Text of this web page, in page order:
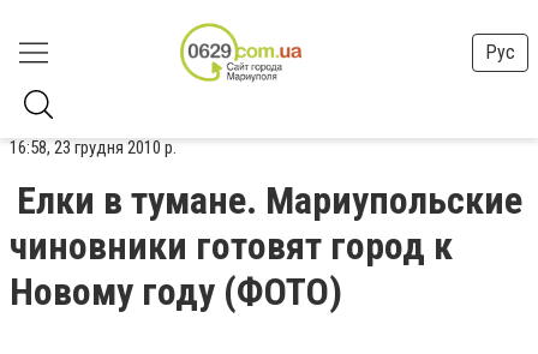
Рус
16:58, 23 грудня 2010 р.
Елки в тумане. Мариупольские
чиновники готовят город к
Новому году (ФОТО)